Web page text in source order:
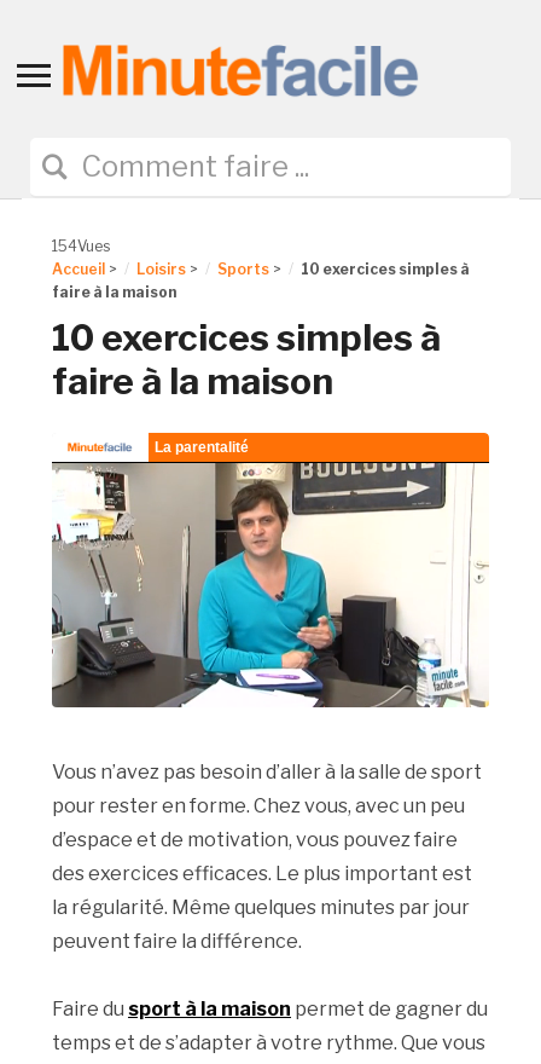
Toggle
navigation
154Vues
Accueil > Loisirs > Sports >
10 exercices simples à
faire à la maison
10 exercices simples à
faire à la maison
Vous n’avez pas besoin d’aller à la salle de sport
pour rester en forme. Chez vous, avec un peu
d’espace et de motivation, vous pouvez faire
des exercices efficaces. Le plus important est
la régularité. Même quelques minutes par jour
peuvent faire la différence.
Faire du sport à la maison permet de gagner du
temps et de s’adapter à votre rythme. Que vous